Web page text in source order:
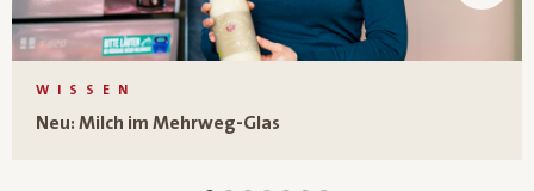
WISSEN
Neu: Milch im Mehrweg-Glas